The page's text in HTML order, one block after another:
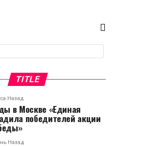
TITLE
Назад
в Москве «Единая
победителей акции
Назад